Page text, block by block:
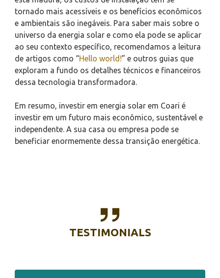
tornado mais acessíveis e os benefícios econômicos
e ambientais são inegáveis. Para saber mais sobre o
universo da energia solar e como ela pode se aplicar
ao seu contexto específico, recomendamos a leitura
de artigos como “Hello world!” e outros guias que
exploram a fundo os detalhes técnicos e financeiros
dessa tecnologia transformadora.
Em resumo, investir em energia solar em Coari é
investir em um futuro mais econômico, sustentável e
independente. A sua casa ou empresa pode se
beneficiar enormemente dessa transição energética.
TESTIMONIALS